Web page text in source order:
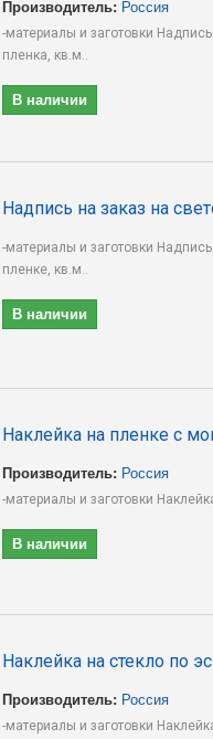
Производитель: Россия
-материалы и заготовки
пленка, кв.м..
В наличии
Надпись на заказ на
-материалы и заготовки
пленке, кв.м..
В наличии
Наклейка на пленке с
Производитель: Россия
-материалы и заготовки
В наличии
Наклейка на стекло по
Производитель: Россия
-материалы и заготовки